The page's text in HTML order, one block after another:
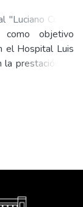
Coral"
Yoselin
Karen Lisbeth;
como objetivo
el Hospital Luis
prestación de
de Tulcán.
que reflejan